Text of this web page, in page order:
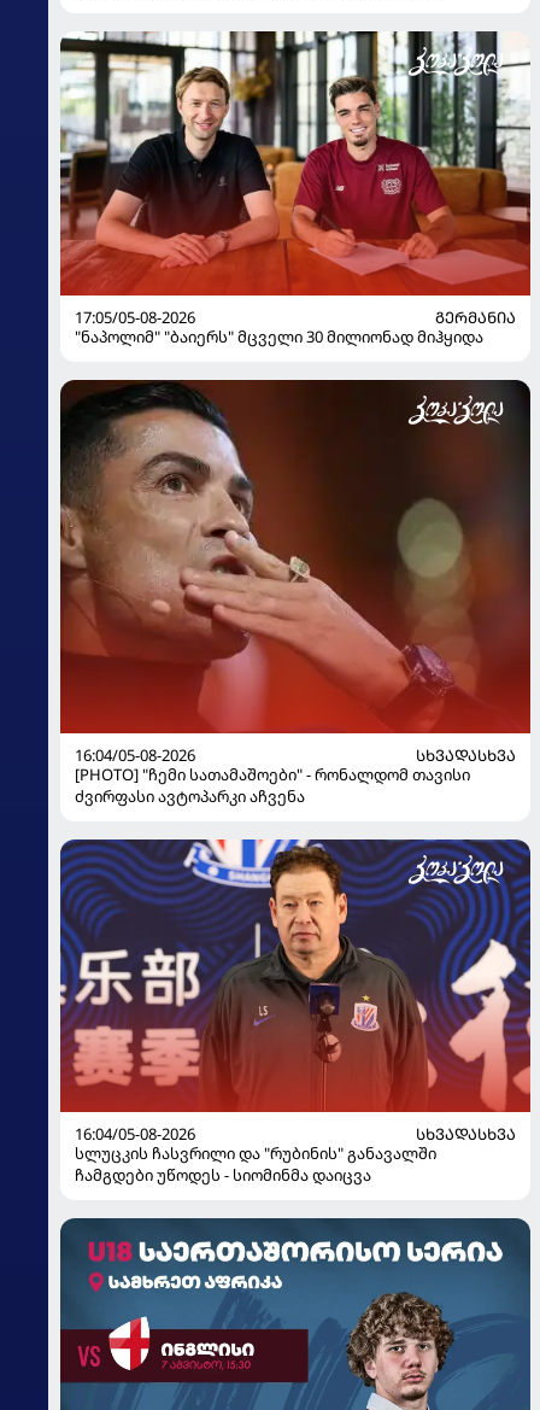
17:05/05-08-2026
ᲒᲔᲠᲛᲐᲜᲘᲐ
"ნაპოლიმ" "ბაიერს" მცველი 30 მილიონად მიჰყიდა
16:04/05-08-2026
ᲡᲮᲕᲐᲓᲐᲡᲮᲕᲐ
[PHOTO] "ჩემი სათამაშოები" - რონალდომ თავისი
ძვირფასი ავტოპარკი აჩვენა
16:04/05-08-2026
ᲡᲮᲕᲐᲓᲐᲡᲮᲕᲐ
სლუცკის ჩასვრილი და "რუბინის" განავალში
ჩამგდები უწოდეს - სიომინმა დაიცვა